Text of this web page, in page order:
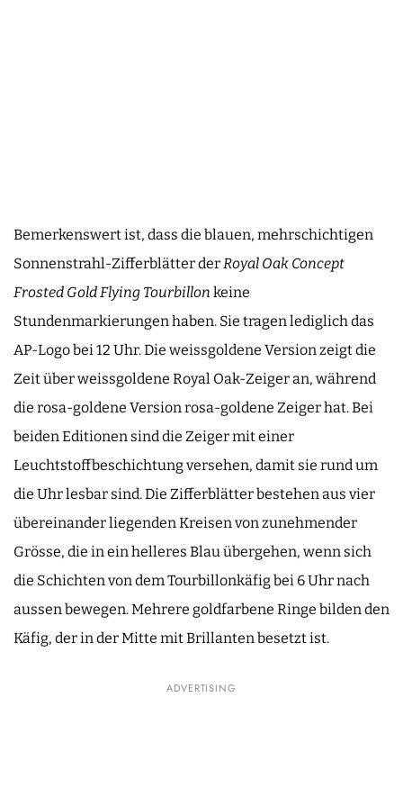
Bemerkenswert ist, dass die blauen, mehrschichtigen
Sonnenstrahl-Zifferblätter der Royal Oak Concept
Frosted Gold Flying Tourbillon keine
Stundenmarkierungen haben. Sie tragen lediglich das
AP-Logo bei 12 Uhr. Die weissgoldene Version zeigt die
Zeit über weissgoldene Royal Oak-Zeiger an, während
die rosa-goldene Version rosa-goldene Zeiger hat. Bei
beiden Editionen sind die Zeiger mit einer
Leuchtstoffbeschichtung versehen, damit sie rund um
die Uhr lesbar sind. Die Zifferblätter bestehen aus vier
übereinander liegenden Kreisen von zunehmender
Grösse, die in ein helleres Blau übergehen, wenn sich
die Schichten von dem Tourbillonkäfig bei 6 Uhr nach
aussen bewegen. Mehrere goldfarbene Ringe bilden den
Käfig, der in der Mitte mit Brillanten besetzt ist.
ADVERTISING